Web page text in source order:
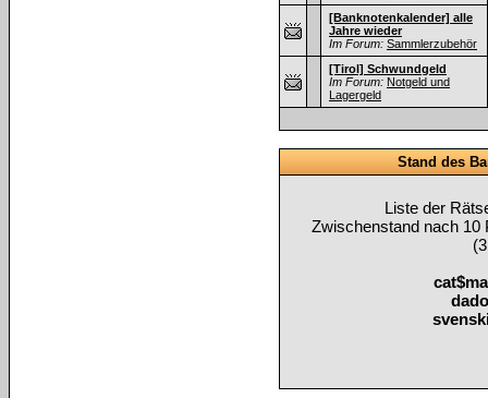
[Banknotenkalender] alle
Jahre wieder
Im Forum: Sammlerzubehör
[Tirol] Schwundgeld
Im Forum: Notgeld und
Lagergeld
Stand des
Liste der
Zwischenstand nach 10
dado